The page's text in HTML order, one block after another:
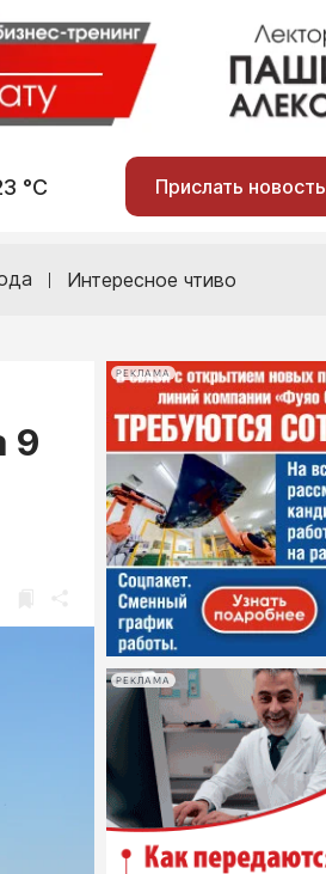
°С Прислать новость
Интересное чтиво
9
РЕКЛАМА
РЕКЛАМА